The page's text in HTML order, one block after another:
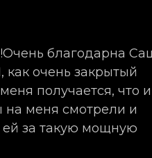
благодарна
очень закрытый
получается, что
на меня смотрели и
ей за такую мощную